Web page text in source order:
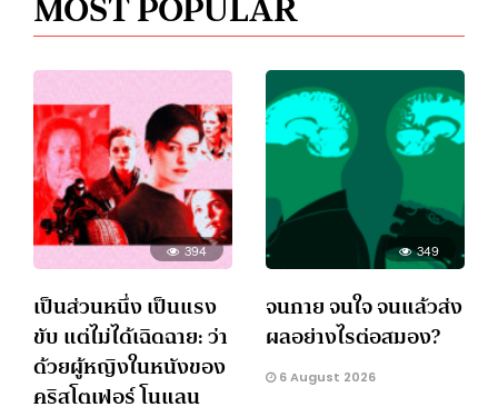
394
เป็นส่วนหนึ่ง เป็นแรง
ขับ แต่ไม่ได้เฉิดฉาย: ว่า
ด้วยผู้หญิงในหนังของ
คริสโตเฟอร์ โนแลน
349
จนกาย จนใจ จนแล้วส่ง
ผลอย่างไรต่อสมอง?
6 August 2026